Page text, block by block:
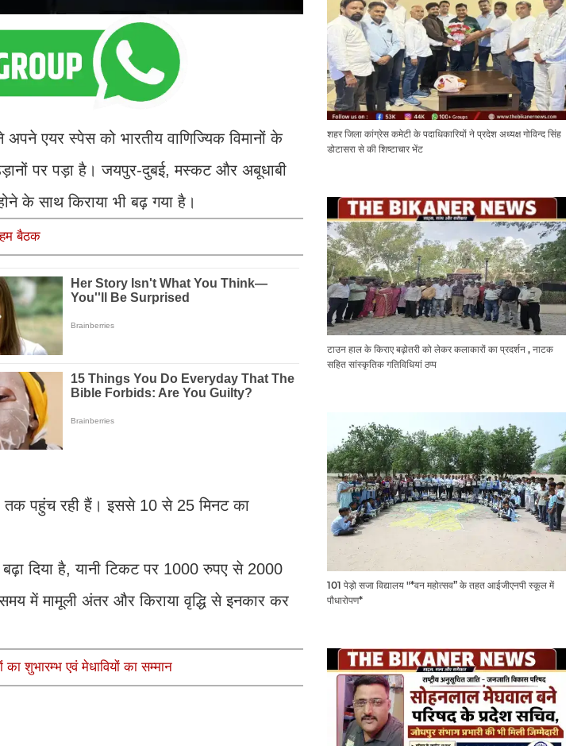
एयर स्पेस को भारतीय वाणिज्यिक विमानों के
पर पड़ा है। जयपुर-दुबई, मस्कट और अबूधाबी
के साथ किराया भी बढ़ गया है।
बैठक
तक पहुंच रही हैं। इससे 10 से 25 मिनट का
दिया है, यानी टिकट पर 1000 रुपए से 2000
में मामूली अंतर और किराया वृद्धि से इनकार कर
शुभारम्भ एवं मेधावियों का सम्मान
शहर जिला कांग्रेस कमेटी के पदाधिकारियों ने प्रदेश अध्यक्ष गोविन्द सिंह
डोटासरा से की शिष्टाचार भेंट
टाउन हाल के किराए बढ़ोतरी को लेकर कलाकारों का प्रदर्शन , नाटक
सहित सांस्कृतिक गतिविधियां ठप्प
101 पेड़ो सजा विद्यालय "*वन महोत्सव” के तहत आईजीएनपी स्कूल में
पौधारोपण*